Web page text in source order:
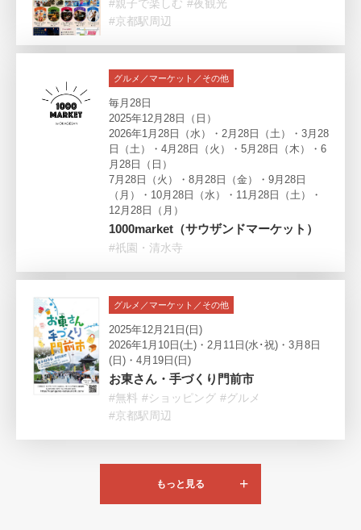
#親子で楽しむ #夜観光
#京都駅周辺
グルメ／マーケット／その他
毎月28日
2025年12月28日（日）
2026年1月28日（水）・2月28日（土）・3月28
日（土）・4月28日（火）・5月28日（木）・6
月28日（日）
7月28日（火）・8月28日（金）・9月28日
（月）・10月28日（水）・11月28日（土）・
12月28日（月）
1000market（サウザンドマーケット）
#祇園・清水寺
グルメ／マーケット／その他
2025年12月21日(日)
2026年1月10日(土)・2月11日(水･祝)・3月8日
(日)・4月19日(日)
お東さん・手づくり門前市
#無料 #ショッピング #グルメ
#京都駅周辺
もっと見る